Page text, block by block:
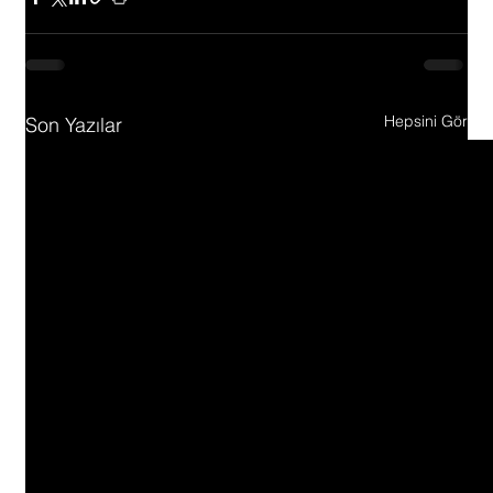
Son Yazılar Hepsini Gör